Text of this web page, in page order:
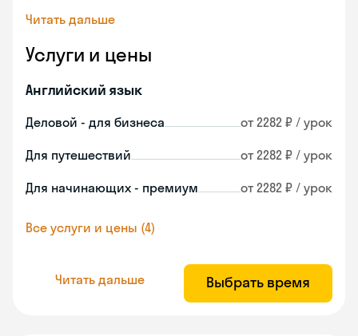
Читать дальше
Услуги и цены
Английский язык
Деловой - для бизнеса от 2282 ₽ / урок
Для путешествий от 2282 ₽ / урок
Для начинающих - премиум от 2282 ₽ / урок
Все услуги и цены (4)
Читать дальше Выбрать время